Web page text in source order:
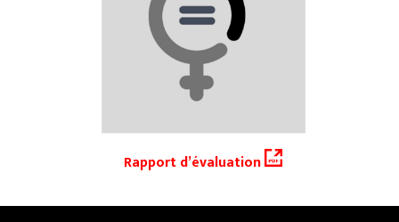
Rapport d’évaluation